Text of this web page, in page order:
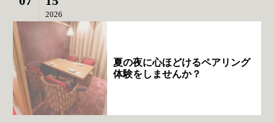
2026
夏の夜に心ほどけるペアリング
体験をしませんか？